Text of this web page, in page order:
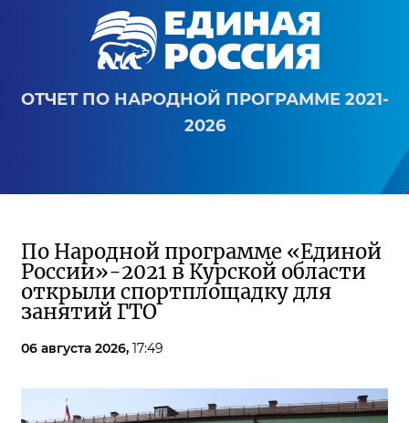
ОТЧЕТ ПО НАРОДНОЙ ПРОГРАММЕ 2021-
2026
По Народной программе «Единой
России»-2021 в Курской области
открыли спортплощадку для
занятий ГТО
06 августа 2026, 17:49